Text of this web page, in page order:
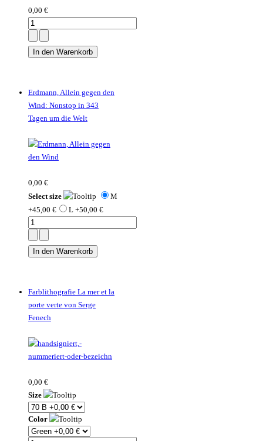
0,00 €
Erdmann, Allein gegen den
Wind: Nonstop in 343
Tagen um die Welt
0,00 €
Select size
M
+45,00 €
L +50,00 €
Farblithografie La mer et la
porte verte von Serge
Fenech
0,00 €
Size
Color